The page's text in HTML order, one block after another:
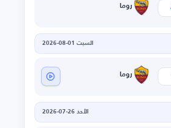
روما
السبت 01-08-2026
روما
الأحد 26-07-2026